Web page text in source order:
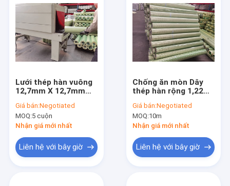
Lưới thép hàn vuông
12,7mm X 12,7mm
tráng
Giá bán:Negotiated
MOQ:5 cuộn
Nhận giá mới nhất
Liên hệ với bây giờ
Chống ăn mòn Dây
thép hàn rộng 1,22m
Pvc tráng
Giá bán:Negotiated
MOQ:10m
Nhận giá mới nhất
Liên hệ với bây giờ